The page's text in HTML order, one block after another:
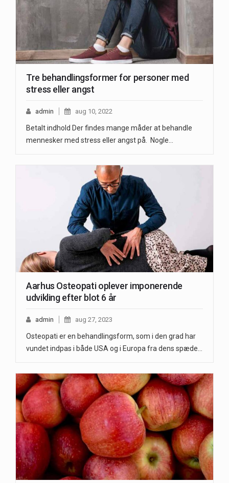
Tre behandlingsformer for personer med
stress eller angst
admin aug 10, 2022
Betalt indhold Der findes mange måder at behandle
mennesker med stress eller angst på. Nogle…
Aarhus Osteopati oplever imponerende
udvikling efter blot 6 år
admin aug 27, 2023
Osteopati er en behandlingsform, som i den grad har
vundet indpas i både USA og i Europa fra dens spæde…